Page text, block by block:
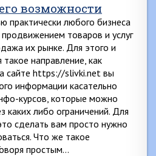
возможности
практически любого бизнеса
продвижением товаров и услуг
их рынке. Для этого и
такое направление, как
сайте https://slivki.net вы
информации касательно
курсов, которые можно
каких либо ограничений. Для
сделать вам просто нужно
Что же такое
простым…